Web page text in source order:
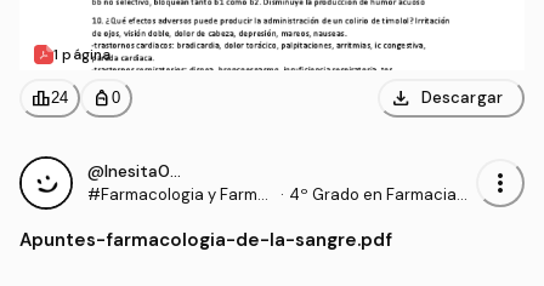
1 página
leaderboard24 personal_bag 0 download Descargar
@Inesita010
#Farmacologia y Farma
· 4º Grado en Farmacia
more_vert
Apuntes-farmacologia-de-la-sangre.pdf